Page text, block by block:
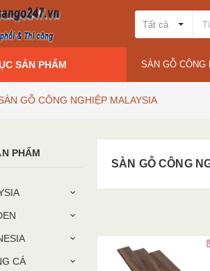
Tất cả
SẢN PHẨM SÀN GỖ CÔNG
GỖ CÔNG NGHIỆP MALAYSIA
SÀN GỖ CÔNG
PHẨM
CÁ